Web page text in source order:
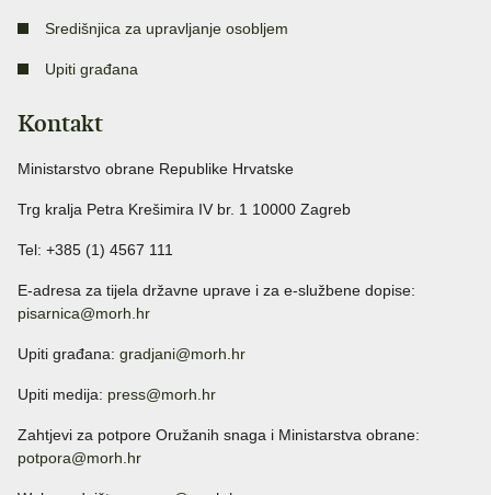
Središnjica za upravljanje osobljem
Upiti građana
Kontakt
Ministarstvo obrane Republike Hrvatske
Trg kralja Petra Krešimira IV br. 1 10000 Zagreb
Tel: +385 (1) 4567 111
E-adresa za tijela državne uprave i za e-službene dopise:
pisarnica@morh.hr
Upiti građana: gradjani@morh.hr
Upiti medija: press@morh.hr
Zahtjevi za potpore Oružanih snaga i Ministarstva obrane:
potpora@morh.hr